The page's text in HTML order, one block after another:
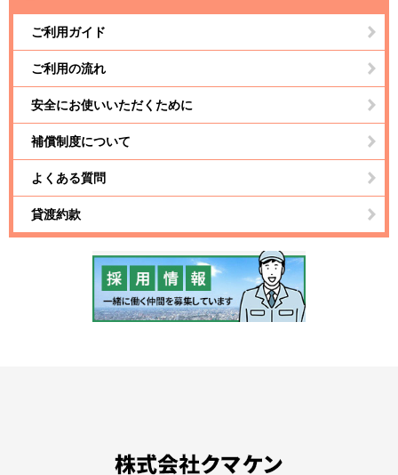
ご利用ガイド
ご利用の流れ
安全にお使いいただくために
補償制度について
よくある質問
貸渡約款